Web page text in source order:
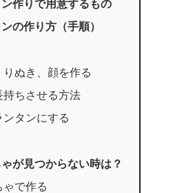
作りで用意するもの
の作り方（手順）
ぬき、顔を作る
持ちさせる方法
タンにする
が見つからない時は？
で作る